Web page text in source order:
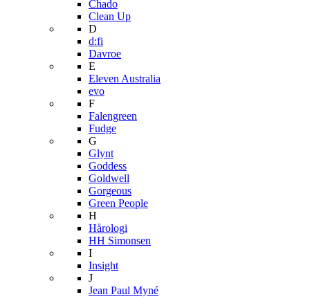
Chado
Clean Up
D
d:fi
Davroe
E
Eleven Australia
evo
F
Falengreen
Fudge
G
Glynt
Goddess
Goldwell
Gorgeous
Green People
H
Hårologi
HH Simonsen
I
Insight
J
Jean Paul Myné